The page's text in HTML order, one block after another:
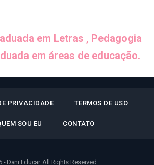
em Letras , Pedagogia
em áreas de educação.
PRIVACIDADE TERMOS DE USO
SOU EU CONTATO
- Dani Educar. All Rights Reserved.